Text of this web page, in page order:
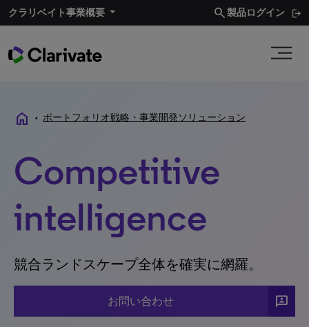
クラリベイト事業概要​ search製品ログイン
home • ポートフォリオ戦略・事業開発ソリューション
Competitive
intelligence
競合ランドスケープ全体を確実に網羅。
お問い合わせ 3P